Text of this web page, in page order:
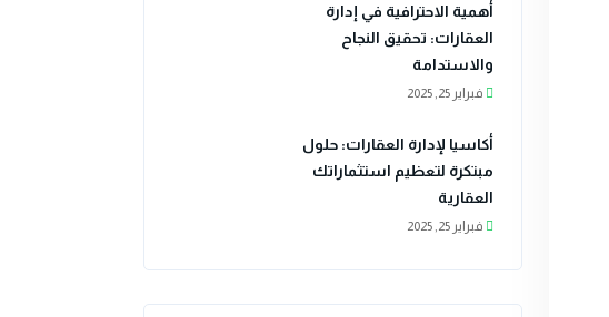
أهمية الاحترافية في إدارة
العقارات: تحقيق النجاح
والاستدامة
فبراير 25, 2025
أكاسيا لإدارة العقارات: حلول
مبتكرة لتعظيم استثماراتك
العقارية
فبراير 25, 2025